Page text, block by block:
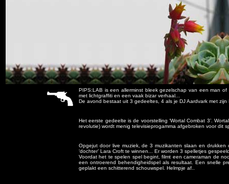
PIPS:LAB is een allerminst bleek gezelschap van een man
met lichtgraffiti en een vaak bizar verhaal...
De avond bestaat uit 3 gedeeltes, 4 als je DJ Aardvark met zijn
Het eerste gedeelte is de voorstelling ‘Wortal Combat 3’.
revolutie) wordt menig televisieprogamma afgebroken voor dit
Opgejut door live muziek, de 3 muzikanten slaan en
‘dochter’ Lara Croft te winnen... Er worden 3 spelletjes
Voordat het te spelen spel begint, filmt een cameraman de
een ontroerend behendigheidspel als resultaat. Een snelle
geplakt een schitterend schouwspel. Helmpje af..